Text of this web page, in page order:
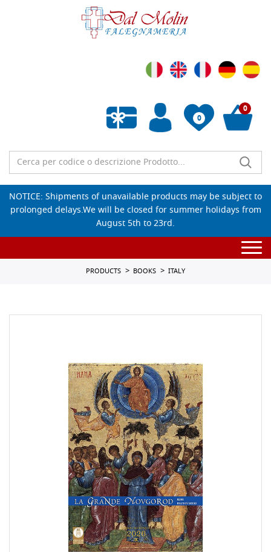
0
Empty wishlist
0
NOTICE: Shipments of unavailable products may be subject to
prolonged delays.We will be closed for summer holidays from
August 5th to 23rd.
PRODUCTS BOOKS ITALY